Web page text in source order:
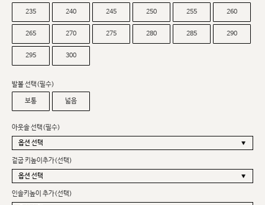
235 240 245 250 255 260
265 270 275 280 285 290
295 300
발볼 선택(필수)
보통 넓음
아웃솔 선택(필수)
겉굽 키높이추가(선택)
인솔키높이 추가(선택)